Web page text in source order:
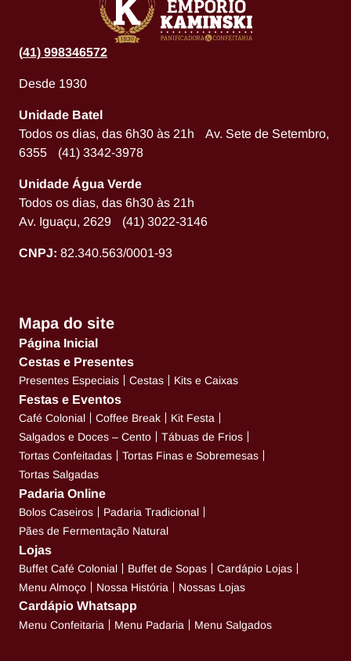
(41) 998346572
Desde 1930
Unidade Batel
Todos os dias, das 6h30 às 21h Av. Sete de Setembro,
6355 (41) 3342-3978
Unidade Água Verde
Todos os dias, das 6h30 às 21h
Av. Iguaçu, 2629 (41) 3022-3146
CNPJ: 82.340.563/0001-93
Mapa do site
Página Inicial
Cestas e Presentes
Presentes Especiais Cestas Kits e Caixas
Festas e Eventos
Café Colonial Coffee Break
Kit Festa
Salgados e Doces – Cento
Tábuas de Frios
Tortas Confeitadas
Tortas Finas e Sobremesas
Tortas Salgadas
Padaria Online
Bolos Caseiros
Padaria Tradicional
Pães de Fermentação Natural
Lojas
Buffet Café Colonial Buffet de Sopas
Cardápio Lojas
Menu Almoço
Nossa História Nossas Lojas
Cardápio Whatsapp
Menu Confeitaria Menu Padaria Menu Salgados